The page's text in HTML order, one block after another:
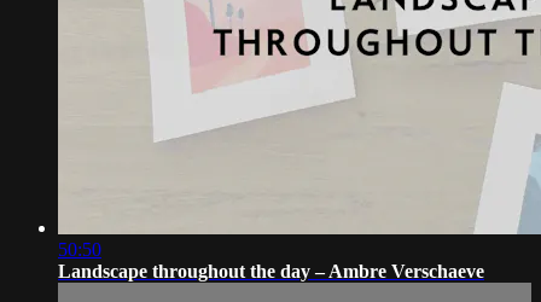
50:50
Landscape throughout the day – Ambre Verschaeve